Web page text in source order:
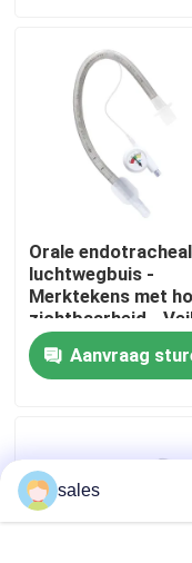
VR-show
Over ons
Fabrieksreis
Kwaliteitscontrole
Contacteer ons
ET Buisluchtroute
Laryngeal
Orale
luchtwegbuis -
Merktekens met
zichtbaarheid -
plaatsing -
ISO CE-Aanvraag
sales